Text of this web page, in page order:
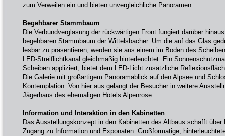
zum Verweilen ein und bieten unvergleichliche Panoramen.
Begehbarer Stammbaum
Die Verbundverglasung der rückwärtigen Front fungiert darüber
begehbaren Stammbaum der Wittelsbacher. Um die auf das Glas
lesbar zu präsentieren, werden sie aus einem im Boden des
LED-Streiflichtkanal gleichmäßig hinterleuchtet. Ein
Scheiben appliziert, bietet dem LED-Licht zusätzliche
Die Galerie mit großartigem Panoramablick auf den Alpsee und
Kontemplation. Von hier aus gelangt der Besucher in weitere
Jägerhaus des ehemaligen Hotels Alpenrose.
Information und Interaktion in den Kabinetten
Das Ausstellungskonzept in den Kabinetten des Altbaus schafft
Zugang zu Information und Exponaten. Großformatige,